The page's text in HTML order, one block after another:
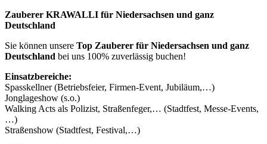
Zauberer KRAWALLI für Niedersachsen und ganz
Deutschland
Sie können unsere Top Zauberer für Niedersachsen und ganz
Deutschland bei uns 100% zuverlässig buchen!
Einsatzbereiche:
Spasskellner (Betriebsfeier, Firmen-Event, Jubiläum,…)
Jonglageshow (s.o.)
Walking Acts als Polizist, Straßenfeger,… (Stadtfest, Messe-Events,
…)
Straßenshow (Stadtfest, Festival,…)